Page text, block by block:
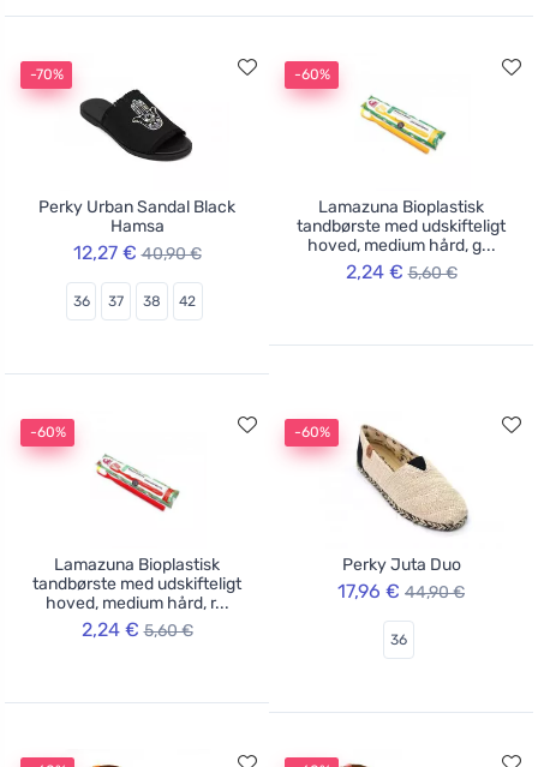
-70%
Perky Urban Sandal Black
Hamsa
12,27 € 40,90 €
36 37 38 42
-60%
Lamazuna Bioplastisk
tandbørste med udskifteligt
hoved, medium hård, g...
2,24 € 5,60 €
-60%
Lamazuna Bioplastisk
tandbørste med udskifteligt
hoved, medium hård, r...
2,24 € 5,60 €
-60%
Perky Juta Duo
17,96 € 44,90 €
36